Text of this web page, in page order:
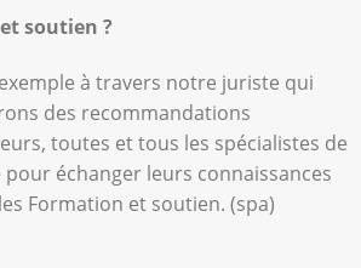
soutien ?
à travers notre juriste qui
des recommandations
toutes et tous les spécialistes de
échanger leurs connaissances
Formation et soutien. (spa)